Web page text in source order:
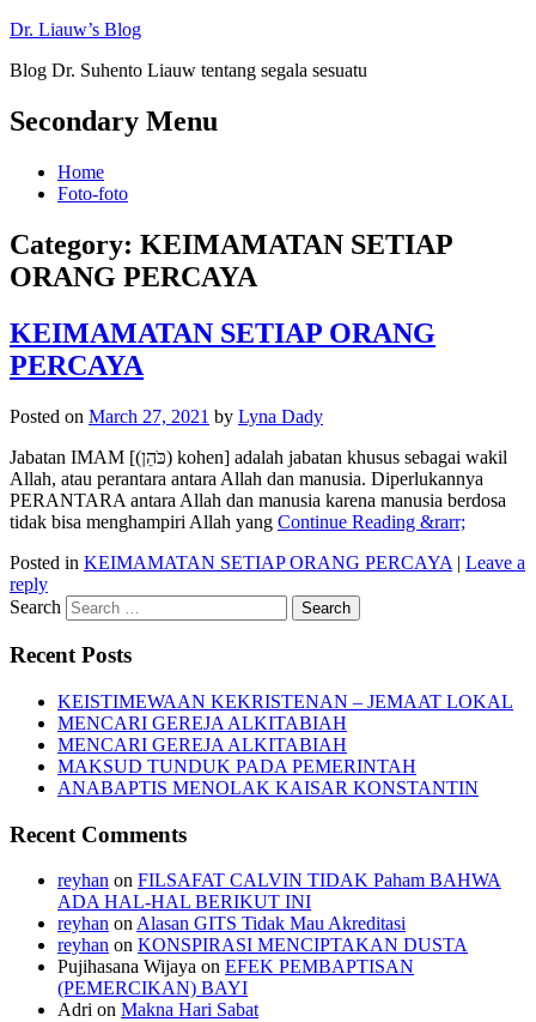
Dr. Liauw’s Blog
Blog Dr. Suhento Liauw tentang segala sesuatu
Secondary Menu
Home
Foto-foto
Category: KEIMAMATAN SETIAP
ORANG PERCAYA
KEIMAMATAN SETIAP ORANG
PERCAYA
Posted on March 27, 2021 by Lyna Dady
Jabatan IMAM [(כֹּהֵן) kohen] adalah jabatan khusus sebagai wakil
Allah, atau perantara antara Allah dan manusia. Diperlukannya
PERANTARA antara Allah dan manusia karena manusia berdosa
tidak bisa menghampiri Allah yang Continue Reading &rarr;
Posted in KEIMAMATAN SETIAP ORANG PERCAYA | Leave a
reply
Search
Recent Posts
KEISTIMEWAAN KEKRISTENAN – JEMAAT LOKAL
MENCARI GEREJA ALKITABIAH
MENCARI GEREJA ALKITABIAH
MAKSUD TUNDUK PADA PEMERINTAH
ANABAPTIS MENOLAK KAISAR KONSTANTIN
Recent Comments
reyhan on FILSAFAT CALVIN TIDAK Paham BAHWA
ADA HAL-HAL BERIKUT INI
reyhan onAlasan GITS Tidak Mau Akreditasi
reyhan on KONSPIRASI MENCIPTAKAN DUSTA
Pujihasana Wijaya on EFEK PEMBAPTISAN
(PEMERCIKAN) BAYI
Adri on Makna Hari Sabat